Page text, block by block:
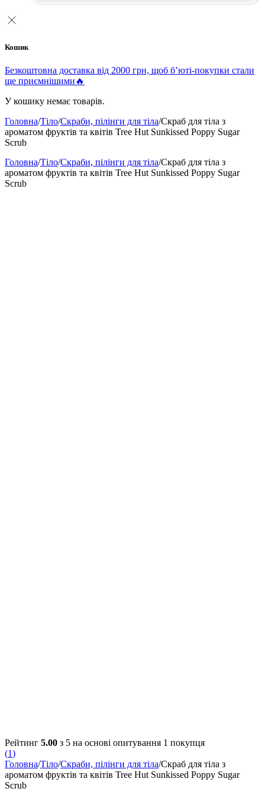
Кошик
Безкоштовна доставка від 2000 грн, щоб б’юті-покупки стали
ще приємнішими🔥
У кошику немає товарів.
Головна/Тіло/Скраби, пілінги для тіла/Скраб для тіла з
ароматом фруктів та квітів Tree Hut Sunkissed Poppy Sugar
Scrub
Головна/Тіло/Скраби, пілінги для тіла/Скраб для тіла з
ароматом фруктів та квітів Tree Hut Sunkissed Poppy Sugar
Scrub
Рейтинг 5.00 з 5 на основі опитування 1 покупця
(1)
Головна/Тіло/Скраби, пілінги для тіла/Скраб для тіла з
ароматом фруктів та квітів Tree Hut Sunkissed Poppy Sugar
Scrub